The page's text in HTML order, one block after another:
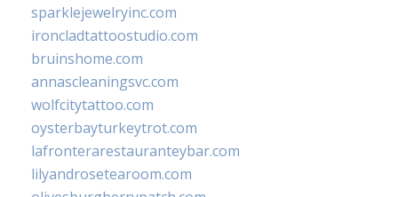
sparklejewelryinc.com
ironcladtattoostudio.com
bruinshome.com
annascleaningsvc.com
wolfcitytattoo.com
oysterbayturkeytrot.com
lafronterarestauranteybar.com
lilyandrosetearoom.com